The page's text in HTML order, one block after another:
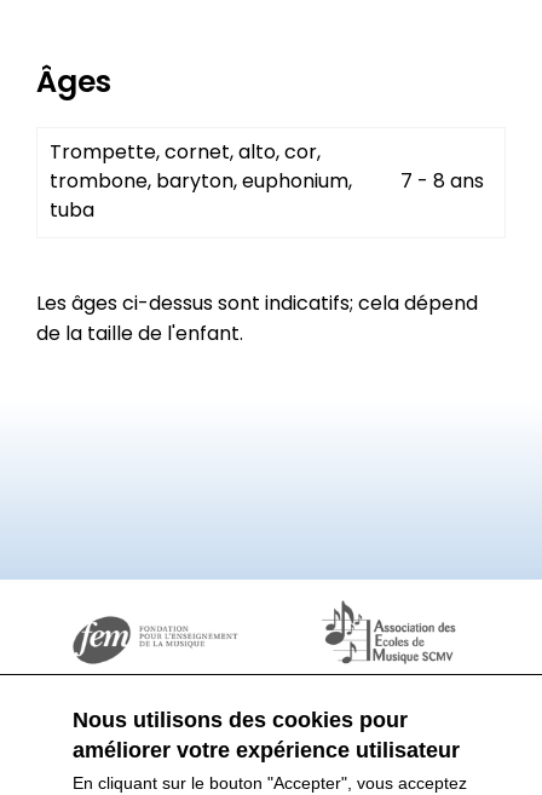
Âges
Trompette, cornet, alto, cor,
trombone, baryton, euphonium,
tuba
7 - 8 ans
Les âges ci-dessus sont indicatifs; cela dépend
de la taille de l'enfant.
Nous utilisons des cookies pour
améliorer votre expérience utilisateur
En cliquant sur le bouton "Accepter", vous acceptez